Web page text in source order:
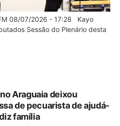
08/07/2026 - 17:28 Kayo
Sessão do Plenário desta
Araguaia deixou
de pecuarista de ajudá-
família